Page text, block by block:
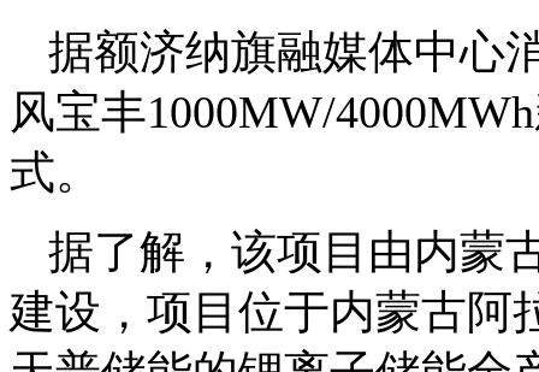
据额济纳旗融媒体中心
风宝丰1000MW/
式。
据了解，该项目由内蒙
建设，项目位于内蒙古阿